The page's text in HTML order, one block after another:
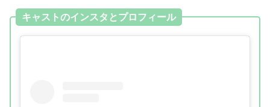
キャストのインスタとプロフィール